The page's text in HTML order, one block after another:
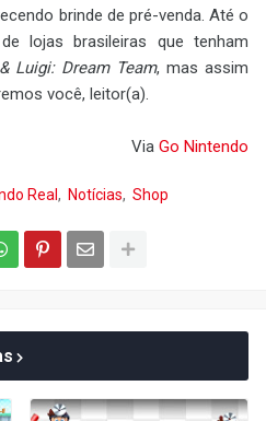
brinde de pré-venda. Até o
lojas brasileiras que tenham
Luigi: Dream Team, mas assim
você, leitor(a).
Via Go Nintendo
Real Notícias Shop